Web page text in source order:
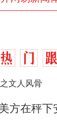
文人风骨
方在秤下